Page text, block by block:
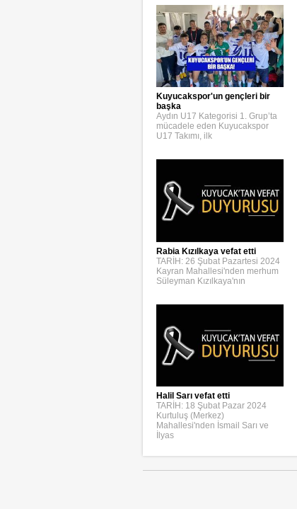
Kuyucakspor'un gençleri bir
başka
Aydın U17 Kategorisi 1. Grup’ta
mücadele eden Kuyucakspor
U17 Takımı, ilk
Rabia Kızılkaya vefat etti
TARİH: 26 Şubat Pazartesi 2024
Kayran Mahallesi'nden merhum
Süleyman Kızılkaya'nın
Halil Sarı vefat etti
TARİH: 18 Şubat Pazar 2024
Kurtuluş (Merkez)
Mahallesi'nden İsmail Sarı ve
İlyas